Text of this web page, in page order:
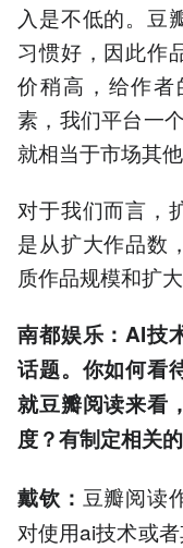
入是不低的。豆
习惯好，因此作
价稍高，给作
素，我们平台一
就相当于市场其
对于我们而言，
是从扩大作品数
质作品规模和扩
南都娱乐：AI技
话题。你如何看
就豆瓣阅读来看
度？有制定相关
戴钦： 豆瓣阅读
对使用ai技术或